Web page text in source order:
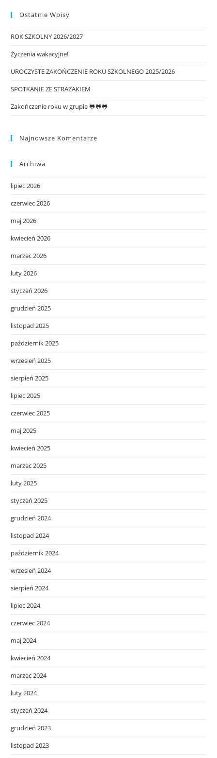
Ostatnie Wpisy
ROK SZKOLNY 2026/2027
Życzenia wakacyjne!
UROCZYSTE ZAKOŃCZENIE ROKU SZKOLNEGO 2025/2026
SPOTKANIE ZE STRAŻAKIEM
Zakończenie roku w grupie 🐸🐸🐸
Najnowsze Komentarze
Archiwa
lipiec 2026
czerwiec 2026
maj 2026
kwiecień 2026
marzec 2026
luty 2026
styczeń 2026
grudzień 2025
listopad 2025
październik 2025
wrzesień 2025
sierpień 2025
lipiec 2025
czerwiec 2025
maj 2025
kwiecień 2025
marzec 2025
luty 2025
styczeń 2025
grudzień 2024
listopad 2024
październik 2024
wrzesień 2024
sierpień 2024
lipiec 2024
czerwiec 2024
maj 2024
kwiecień 2024
marzec 2024
luty 2024
styczeń 2024
grudzień 2023
listopad 2023